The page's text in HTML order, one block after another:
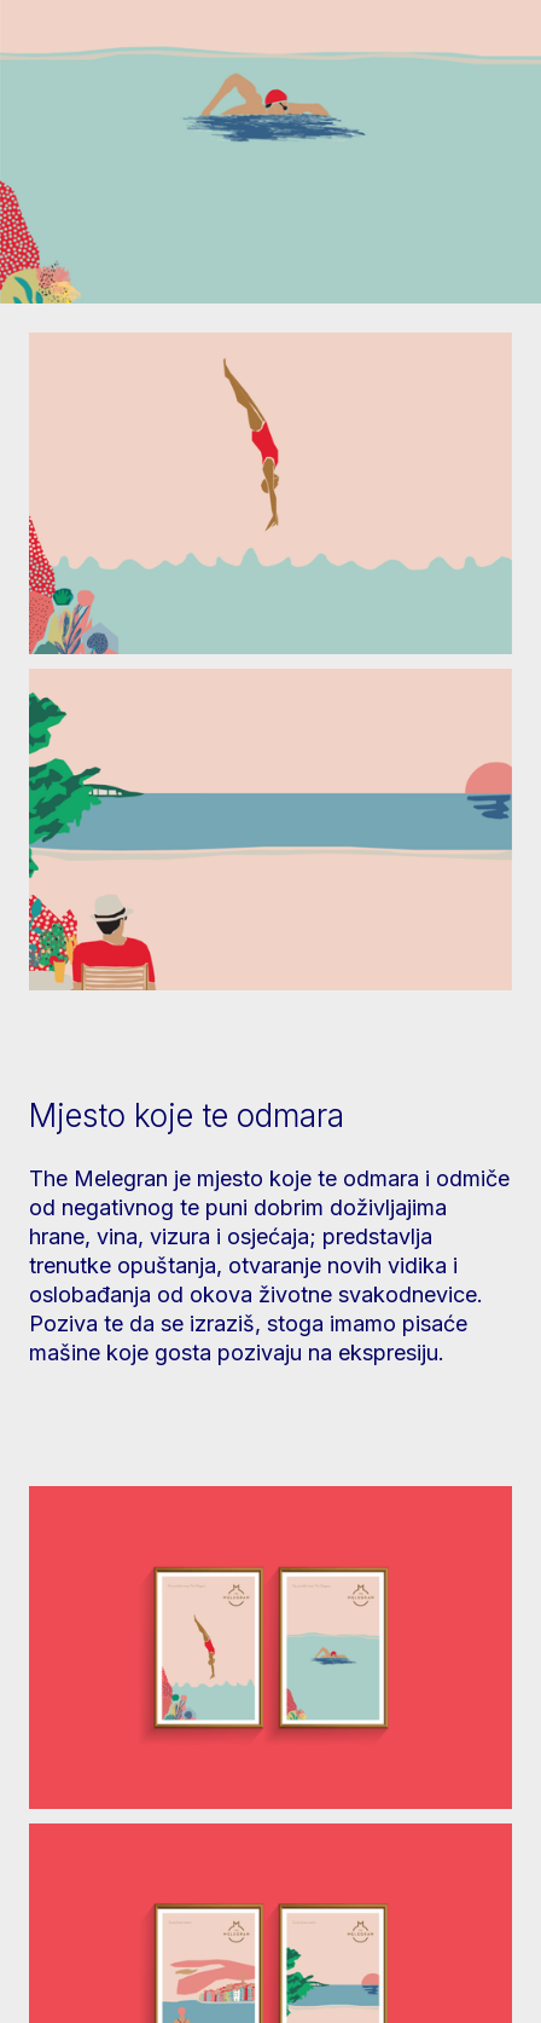
Mjesto koje te odmara
The Melegran je mjesto koje te odmara i odmiče
od negativnog te puni dobrim doživljajima
hrane, vina, vizura i osjećaja; predstavlja
trenutke opuštanja, otvaranje novih vidika i
oslobađanja od okova životne svakodnevice.
Poziva te da se izraziš, stoga imamo pisaće
mašine koje gosta pozivaju na ekspresiju.